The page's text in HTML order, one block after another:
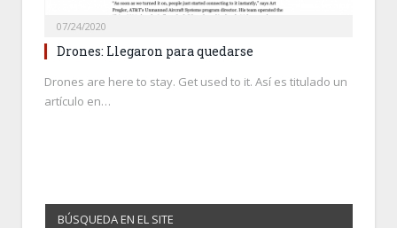
07/24/2020
Drones: Llegaron para quedarse
Drones are here to stay. Get used to it. Así es titulado un
artículo en…
BÚSQUEDA EN EL SITE